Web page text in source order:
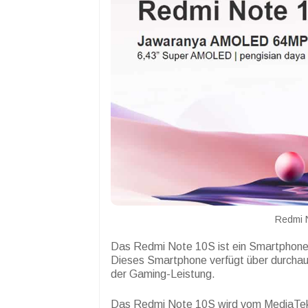
Redmi
Das Redmi Note 10S ist ein
Dieses Smartphone verfügt über
der Gaming-Leistung.
Das Redmi Note 10S wird vom